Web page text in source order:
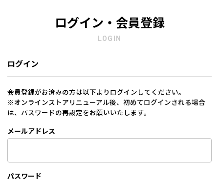
ログイン・会員登録
LOGIN
ログイン
会員登録がお済みの方は以下よりログインしてください。
※オンラインストアリニューアル後、初めてログインされる場合
は、パスワードの再設定をお願いいたします。
メールアドレス
パスワード